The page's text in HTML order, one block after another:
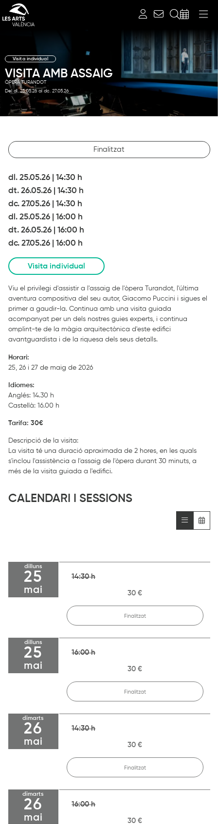
Visita individual
VISITA AMB ASSAIG
ÒPERA TURANDOT
Del dl. 25.05.26 al dc. 27.05.26
Finalitzat
dl. 25.05.26| 14:30 h
dt. 26.05.26| 14:30 h
dc. 27.05.26| 14:30 h
dl. 25.05.26| 16:00 h
dt. 26.05.26| 16:00 h
dc. 27.05.26| 16:00 h
Visita individual
Viu el privilegi d'assistir a l'assaig de l'òpera Turandot, l'última
aventura compositiva del seu autor, Giacomo Puccini i sigues el
primer a gaudir-la. Continua amb una visita guiada
acompanyat per un dels nostres guies experts, i continua
omplint-te de la màgia arquitectònica d'este edifici
avantguardista i de la riquesa dels seus detalls.
Horari:
25, 26 i 27 de maig de 2026
Idiomes:
Anglés: 14.30 h
Castellà: 16.00 h
Tarifa: 30€
Descripció de la visita:
La visita té una duració aproximada de 2 hores, en les quals
s'inclou l'assistència a l'assaig de l'òpera durant 30 minuts, a
més de la visita guiada a l'edifici.
CALENDARI I SESSIONS
dilluns
25
mai
14:30 h
30 €
Finalitzat
dilluns
25
mai
16:00 h
30 €
Finalitzat
dimarts
26
mai
14:30 h
30 €
Finalitzat
dimarts
26
mai
16:00 h
30 €